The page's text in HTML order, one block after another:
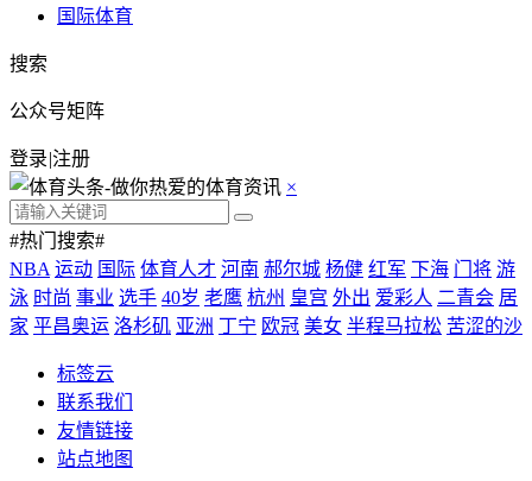
国际体育
搜索
公众号矩阵
登录|注册
×
#热门搜索#
NBA 运动 国际 体育人才 河南 郝尔城 杨健 红军 下海 门将 游
泳 时尚 事业 选手 40岁 老鹰 杭州 皇宫 外出 爱彩人 二青会 居
家 平昌奥运 洛杉矶 亚洲 丁宁 欧冠 美女 半程马拉松 苦涩的沙
标签云
联系我们
友情链接
站点地图